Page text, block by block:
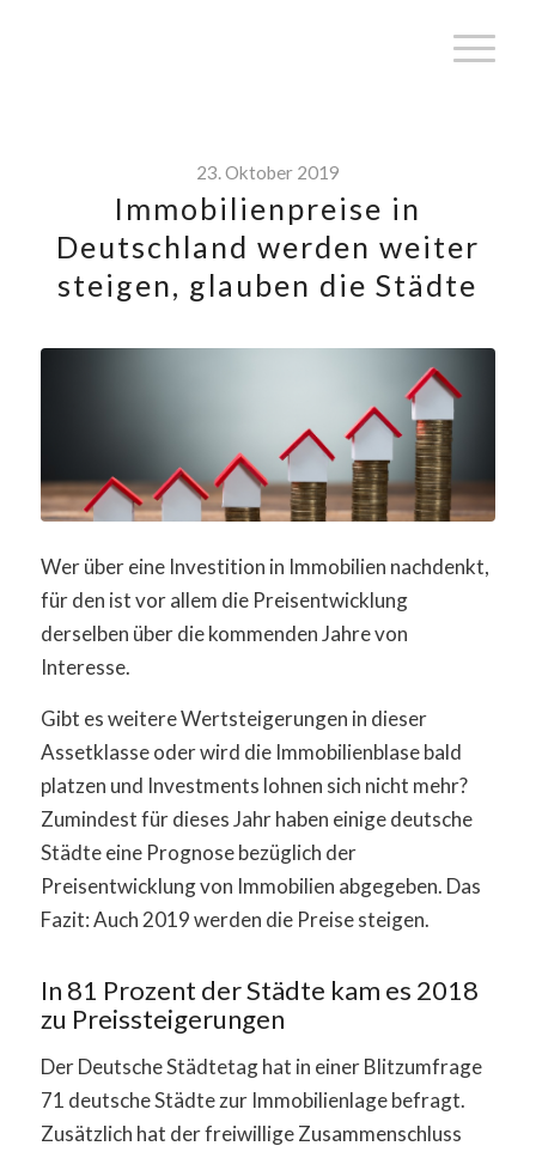
23. Oktober 2019
Immobilienpreise in
Deutschland werden weiter
steigen, glauben die Städte
Wer über eine Investition in Immobilien nachdenkt,
für den ist vor allem die Preisentwicklung
derselben über die kommenden Jahre von
Interesse.
Gibt es weitere Wertsteigerungen in dieser
Assetklasse oder wird die Immobilienblase bald
platzen und Investments lohnen sich nicht mehr?
Zumindest für dieses Jahr haben einige deutsche
Städte eine Prognose bezüglich der
Preisentwicklung von Immobilien abgegeben. Das
Fazit: Auch 2019 werden die Preise steigen.
In 81 Prozent der Städte kam es 2018
zu Preissteigerungen
Der Deutsche Städtetag hat in einer Blitzumfrage
71 deutsche Städte zur Immobilienlage befragt.
Zusätzlich hat der freiwillige Zusammenschluss